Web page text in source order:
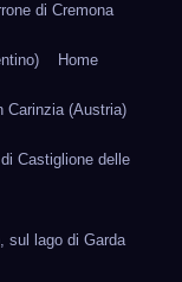
di Cremona
Home
Carinzia (Austria)
Castiglione delle
sul lago di Garda